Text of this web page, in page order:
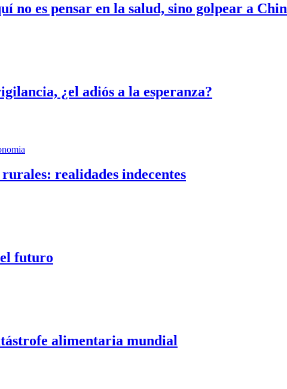
no es pensar en la salud, sino golpear a
¿el adiós a la esperanza?
realidades indecentes
futuro
alimentaria mundial